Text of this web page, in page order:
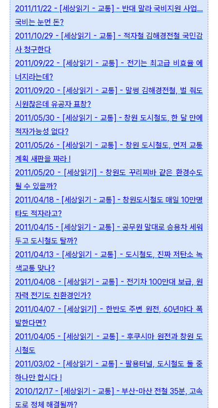
2011/11/22 - [세상읽기 - 교통] - 반대 말라 국비지원 사업...
국비는 눈먼 돈?
2011/10/29 - [세상읽기 - 교통] - 적자철 김해경전철 국민감
사 청구한다
2011/09/22 - [세상읽기 - 교통] - 전기는 최고급 비효율 에
너지라는데?
2011/09/20 - [세상읽기 - 교통] - 말썽 김해경전철, 벌 줘도
시원찮은데 유공자 표창?
2011/05/30 - [세상읽기 - 교통] - 창원 도시철도, 한 달 만에
적자가능성 없다?
2011/05/26 - [세상읽기 - 교통] - 창원 도시철도, 먼저 교통
계획 새판을 짜라 !
2011/05/20 - [세상읽기] - 창원도 꾸리찌바 같은 환경수도
될 수 있을까?
2011/04/18 - [세상읽기 - 교통] - 창원도시철도 매일 10만명
타도 적자라고?
2011/04/15 - [세상읽기 - 교통] - 공무원 말대로 승용차 세워
두고 도시철도 탈까?
2011/04/13 - [세상읽기 - 교통] - 도시철도, 진짜 저탄소 녹
색교통 맞나?
2011/04/08 - [세상읽기 - 교통] - 전기차 100만대 보급, 원
자력 전기도 친환경인가?
2011/04/07 - [세상읽기] - 한반도 주변 원전, 60년마다 폭
발한다면?
2011/04/05 - [세상읽기 - 교통] - 후쿠시마 원전과 창원 도
시철도
2011/03/02 - [세상읽기 - 교통] - 팔용터널, 도시철도 둘 중
하나만 합시다 !
2010/12/17 - [세상읽기 - 교통] - 부산-마산 전철 35분, 고속
도로 정체 해결될까?